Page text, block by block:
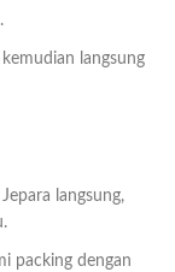
langsung
langsung,
packing dengan